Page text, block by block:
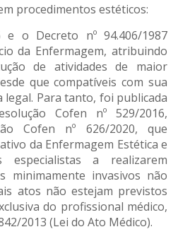
procedimentos estéticos:
e o Decreto nº 94.406/1987
da Enfermagem, atribuindo
de atividades de maior
que compatíveis com sua
legal. Para tanto, foi publicada
Cofen nº 529/2016,
Cofen nº 626/2020, que
da Enfermagem Estética e
especialistas a realizarem
minimamente invasivos não
atos não estejam previstos
do profissional médico,
2013 (Lei do Ato Médico).